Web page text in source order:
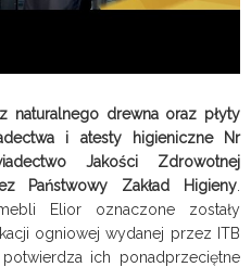
naturalnego drewna oraz płyty
i atesty higieniczne Nr
Jakości Zdrowotnej
Państwowy Zakład Higieny
Elior oznaczone zostały
ogniowej wydanej przez ITB
ich ponadprzeciętne